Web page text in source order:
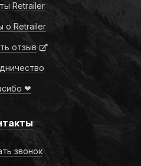
Retrailer
о Retrailer
отзыв
❤
звонок